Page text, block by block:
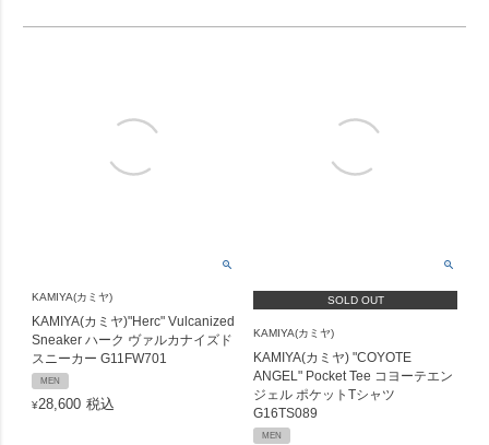
KAMIYA(カミヤ)
KAMIYA(カミヤ)"Herc" Vulcanized
Sneaker ハーク ヴァルカナイズド
スニーカー G11FW701
MEN
¥28,600 税込
SOLD OUT
KAMIYA(カミヤ)
KAMIYA(カミヤ) "COYOTE
ANGEL" Pocket Tee コヨーテエン
ジェル ポケットTシャツ
G16TS089
MEN